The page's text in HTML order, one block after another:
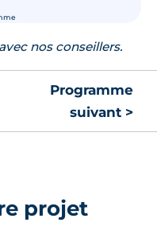
nos conseillers.
Programme
suivant >
projet